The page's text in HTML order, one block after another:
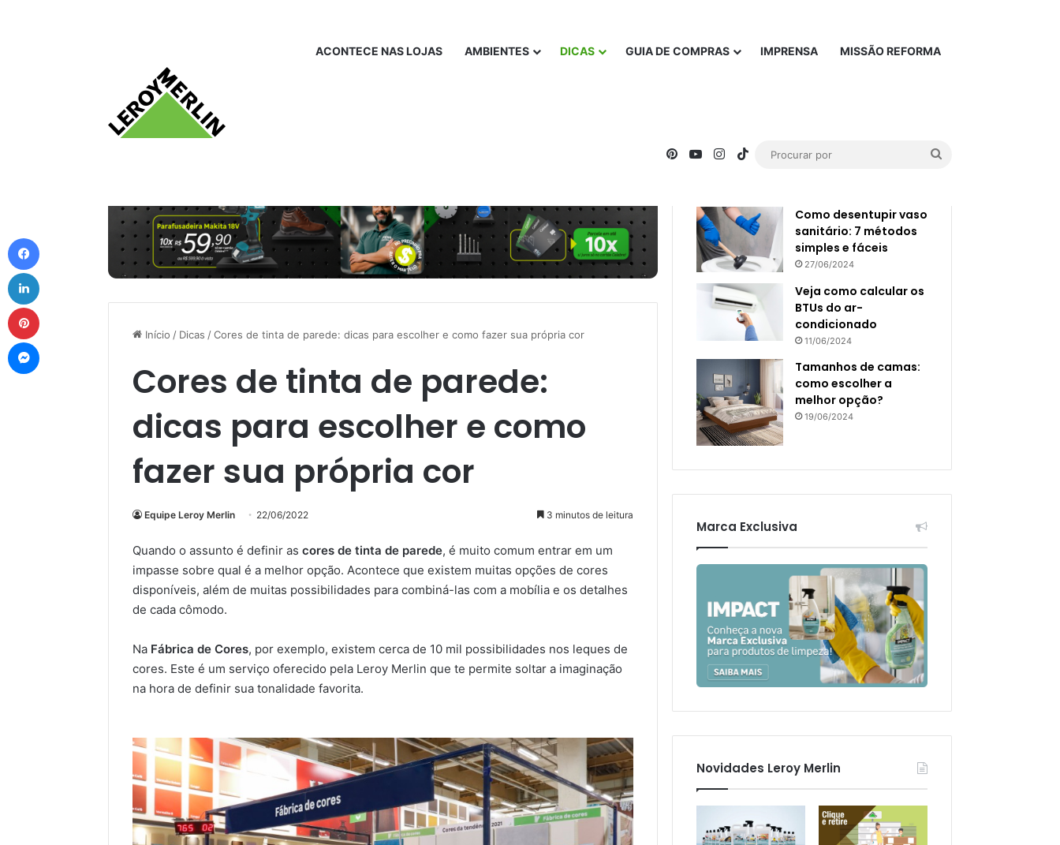
ACONTECE NAS LOJAS AMBIENTES DICAS GUIA DE COMPRAS IMPRENSA MISSÃO REFORMA
PinterestYouTubeInstagram
TikTok
Início / Dicas /Cores de tinta de parede: dicas para escolher e como fazer sua própria cor
Cores de tinta de parede:
dicas para escolher e como
fazer sua própria cor
Equipe Leroy Merlin 22/06/2022 3 minutos de leitura
Quando o assunto é definir as cores de tinta de parede, é muito comum entrar em um
impasse sobre qual é a melhor opção. Acontece que existem muitas opções de cores
disponíveis, além de muitas possibilidades para combiná-las com a mobília e os detalhes
de cada cômodo.
Na Fábrica de Cores, por exemplo, existem cerca de 10 mil possibilidades nos leques de
cores. Este é um serviço oferecido pela Leroy Merlin que te permite soltar a imaginação
na hora de definir sua tonalidade favorita.
Popular
Como desentupir vaso
sanitário: 7 métodos
simples e fáceis
27/06/2024
Veja como calcular os
BTUs do ar-
condicionado
11/06/2024
Tamanhos de camas:
como escolher a
melhor opção?
19/06/2024
Marca Exclusiva
Novidades Leroy Merlin